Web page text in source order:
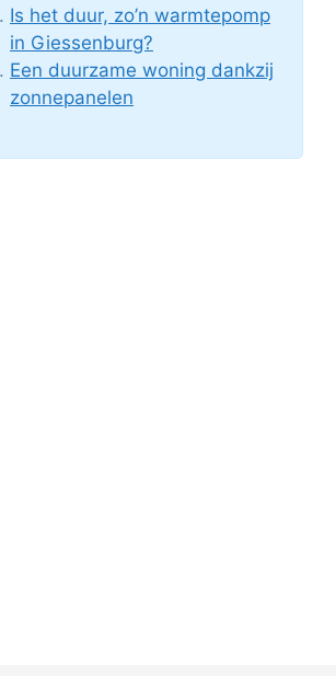
Is het duur, zo’n warmtepomp
in Giessenburg?
Een duurzame woning dankzij
zonnepanelen